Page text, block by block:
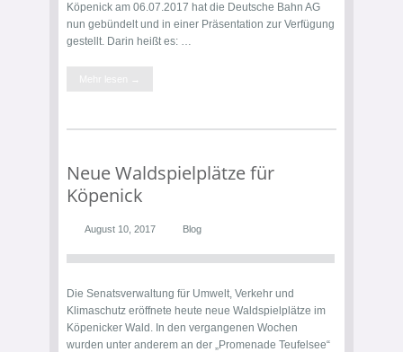
Köpenick am 06.07.2017 hat die Deutsche Bahn AG
nun gebündelt und in einer Präsentation zur Verfügung
gestellt. Darin heißt es: …
Mehr lesen →
Neue Waldspielplätze für
Köpenick
August 10, 2017 Blog
Die Senatsverwaltung für Umwelt, Verkehr und
Klimaschutz eröffnete heute neue Waldspielplätze im
Köpenicker Wald. In den vergangenen Wochen
wurden unter anderem an der „Promenade Teufelsee“